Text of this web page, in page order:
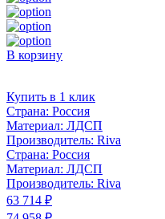
В корзину
Купить в 1 клик
Страна: Россия
Материал: ЛДСП
Производитель: Riva
Страна: Россия
Материал: ЛДСП
Производитель: Riva
63 714 ₽